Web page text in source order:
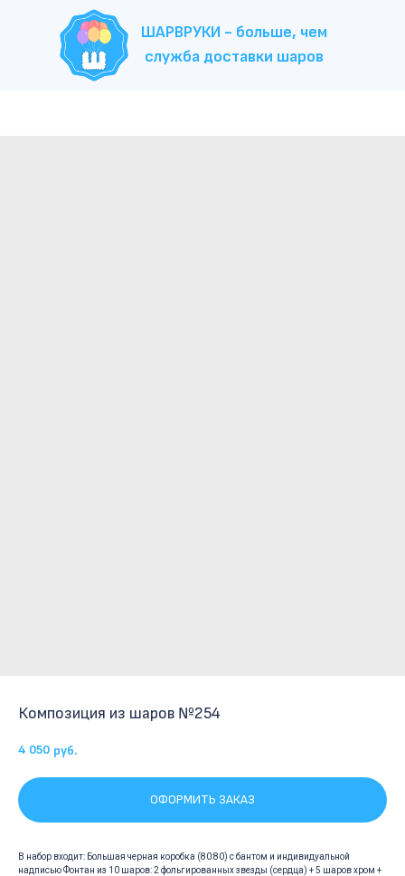
ШАРВРУКИ - больше, чем
служба доставки шаров
Композиция из шаров №254
4 050 руб.
ОФОРМИТЬ ЗАКАЗ
В набор входит: Большая черная коробка (80:80) с бантом и индивидуальной
надписью Фонтан из 10 шаров: 2 фольгированных звезды (сердца) + 5 шаров хром +